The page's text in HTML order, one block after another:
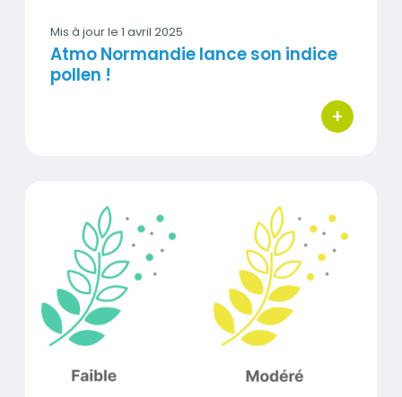
Mis à jour le 1 avril 2025
Atmo Normandie lance son indice
pollen !
+
bouton
Visuel